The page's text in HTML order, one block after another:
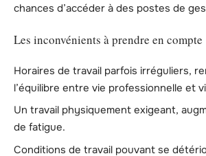
chances d’accéder à des postes de
Les inconvénients à prendre en compte
Horaires de travail parfois irréguliers,
l’équilibre entre vie professionnelle et
Un travail physiquement exigeant,
de fatigue.
Conditions de travail pouvant se